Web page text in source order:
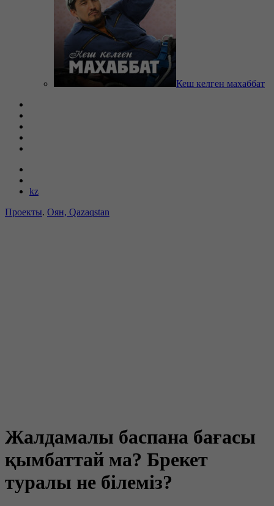
Кеш келген махаббат
kz
Проекты. Оян, Qazaqstan
Жалдамалы баспана бағасы
қымбаттай ма? Брекет
туралы не білеміз?